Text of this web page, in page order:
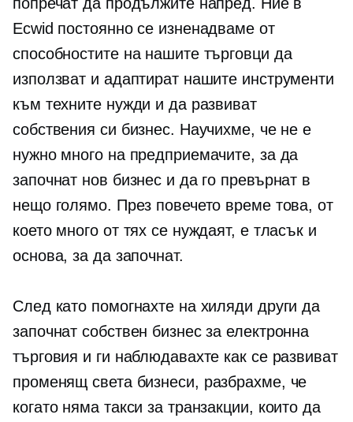
Ecwid постоянно се изненадваме от
способностите на нашите търговци да
използват и адаптират нашите инструменти
към техните нужди и да развиват
собствения си бизнес. Научихме, че не е
нужно много на предприемачите, за да
започнат нов бизнес и да го превърнат в
нещо голямо. През повечето време това, от
което много от тях се нуждаят, е тласък и
основа, за да започнат.
След като помогнахте на хиляди други да
започнат собствен бизнес за електронна
търговия и ги наблюдавахте как се развиват
променящ светабизнеси, разбрахме, че
когато няма такси за транзакции, които да